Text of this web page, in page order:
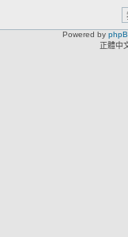
Powered by
正體中